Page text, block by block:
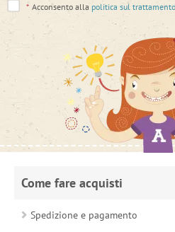
* Acconsento alla politica sul
Come fare acquisti
Spedizione e pagamento